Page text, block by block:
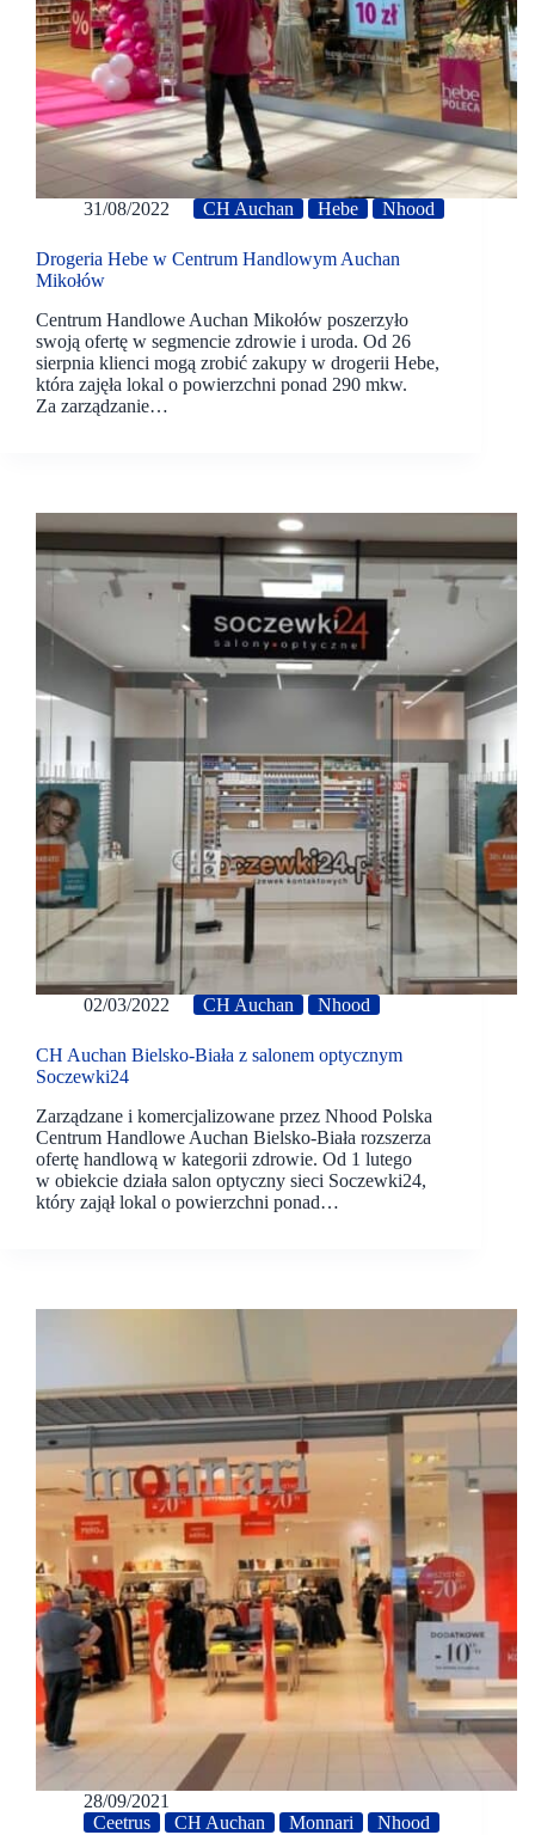
31/08/2022 CH Auchan Hebe Nhood
Drogeria Hebe w Centrum Handlowym Auchan
Mikołów
Centrum Handlowe Auchan Mikołów poszerzyło
swoją ofertę w segmencie zdrowie i uroda. Od 26
sierpnia klienci mogą zrobić zakupy w drogerii Hebe,
która zajęła lokal o powierzchni ponad 290 mkw.
Za zarządzanie…
02/03/2022 CH Auchan Nhood
CH Auchan Bielsko-Biała z salonem optycznym
Soczewki24
Zarządzane i komercjalizowane przez Nhood Polska
Centrum Handlowe Auchan Bielsko-Biała rozszerza
ofertę handlową w kategorii zdrowie. Od 1 lutego
w obiekcie działa salon optyczny sieci Soczewki24,
który zajął lokal o powierzchni ponad…
28/09/2021
Ceetrus
CH Auchan Monnari Nhood